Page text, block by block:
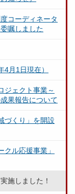
コーディネータ
嘱しました
月1日現在）
ジェクト事業～
果報告について
づくり」を開設
ル応援事業」
施しました！